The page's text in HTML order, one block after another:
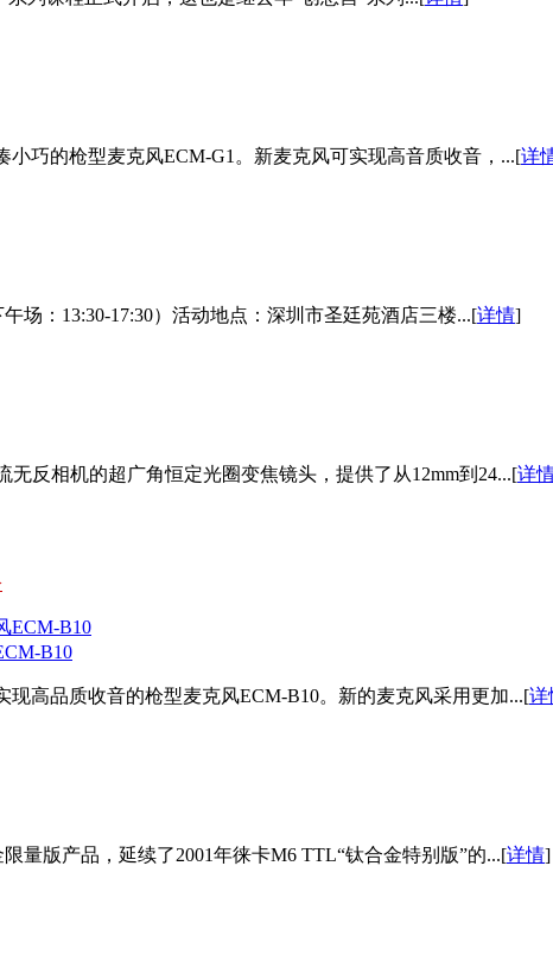
小巧的枪型麦克风ECM-G1。新麦克风可实现高音质收音，...[详
场：13:30-17:30）活动地点：深圳市圣廷苑酒店三楼...[详情]
无反相机的超广角恒定光圈变焦镜头，提供了从12mm到24...[详
B10
现高品质收音的枪型麦克风ECM-B10。新的麦克风采用更加...[详
量版产品，延续了2001年徕卡M6 TTL“钛合金特别版”的...[详情]